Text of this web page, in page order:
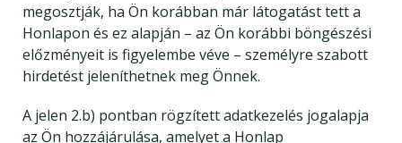
megosztják, ha Ön korábban már látogatást tett a
Honlapon és ez alapján – az Ön korábbi böngészési
előzményeit is figyelembe véve – személyre szabott
hirdetést jeleníthetnek meg Önnek.
A jelen 2.b) pontban rögzített adatkezelés jogalapja
az Ön hozzájárulása, amelyet a Honlap